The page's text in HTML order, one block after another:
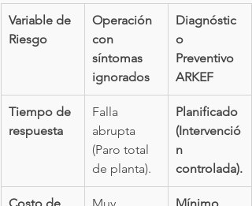
Variable de
Riesgo
Operación
con
síntomas
ignorados
Diagnóstic
o
Preventivo
ARKEF
Tiempo de
respuesta
Falla
abrupta
(Paro total
de planta).
Planificado
(Intervenció
n
controlada).